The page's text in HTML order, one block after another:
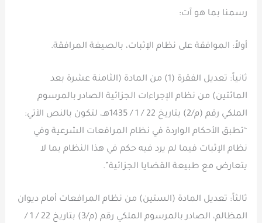
رسمنا بما هو آت:
أولاً: الموافقة على نظام الإثبات، بالصيغة المرافقة.
ثانياً: تعديل الفقرة (1) من المادة (الثامنة عشرة بعد
المائتين) من نظام الإجراءات الجزائية الصادر بالمرسوم
الملكي رقم (م/2) بتاريخ 22 / 1 / 1435هـ، لتكون بالنص الآتي:
“تطبق الأحكام الواردة في نظام المرافعات الشرعية وفي
نظام الإثبات فيما لم يرد فيه حكم في هذا النظام بما لا
يتعارض مع طبيعة القضايا الجزائية”.
ثالثاً: تعديل المادة (الستين) من نظام المرافعات أمام ديوان
المظالم، الصادر بالمرسوم الملكي رقم (م/3) بتاريخ 22 / 1 /